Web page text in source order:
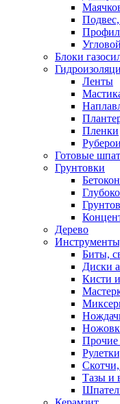
Блоки
Ленты
Пленки
Готовые
Грунтовки
Дерево
Биты,
Диски
Кисти
Прочие
Тазы и